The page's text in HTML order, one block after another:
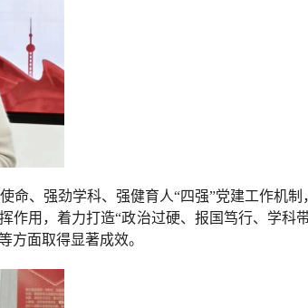
命、强劲学科、强健育人“四强”党建工作机制
作用，着力打造“政治过硬、报国笃行、学科
方面取得显著成效。